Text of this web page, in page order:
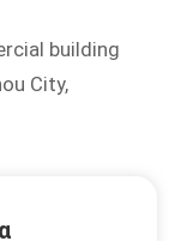
building
City,